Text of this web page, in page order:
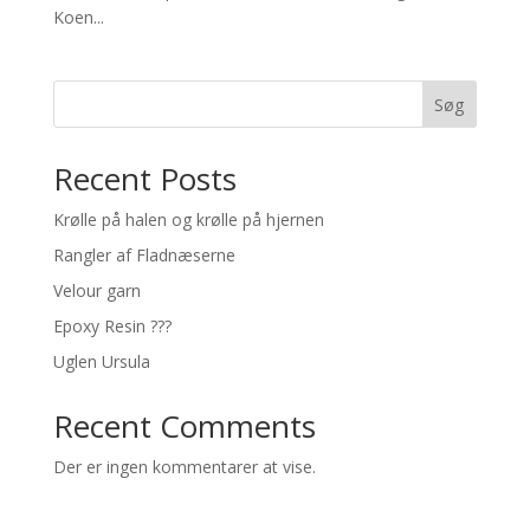
Koen...
Søg
Recent Posts
Krølle på halen og krølle på hjernen
Rangler af Fladnæserne
Velour garn
Epoxy Resin ???
Uglen Ursula
Recent Comments
Der er ingen kommentarer at vise.